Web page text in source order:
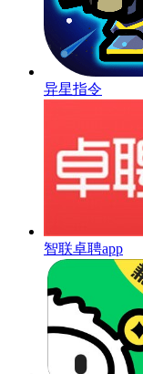
异星指令
智联卓聘app